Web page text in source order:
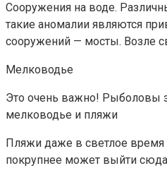
Сооружения на воде.
такие аномалии являются
сооружений — мосты. Возле
Мелководье
Это очень важно! Рыболовы
мелководье и пляжи
Пляжи даже в светлое время
покрупнее может выйти